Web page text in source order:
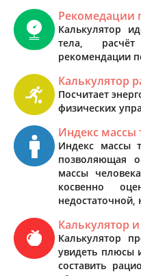
Рекомедации
Калькулятор
тела, расчёт
рекомендации
Калькулятор
Посчитает
физических
Индекс массы
Индекс массы
позволяющая
массы
косвенно
Калькулятор
Калькулятор
увидеть плюсы
составить